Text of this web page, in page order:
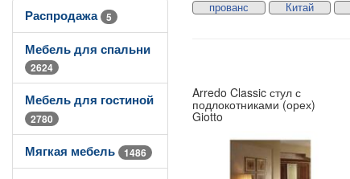
Распродажа 5
Мебель для спальни
2624
Мебель для гостиной
2780
Мягкая мебель 1486
прованс
Китай
Arredo Classic стул с
подлокотниками (орех)
Giotto